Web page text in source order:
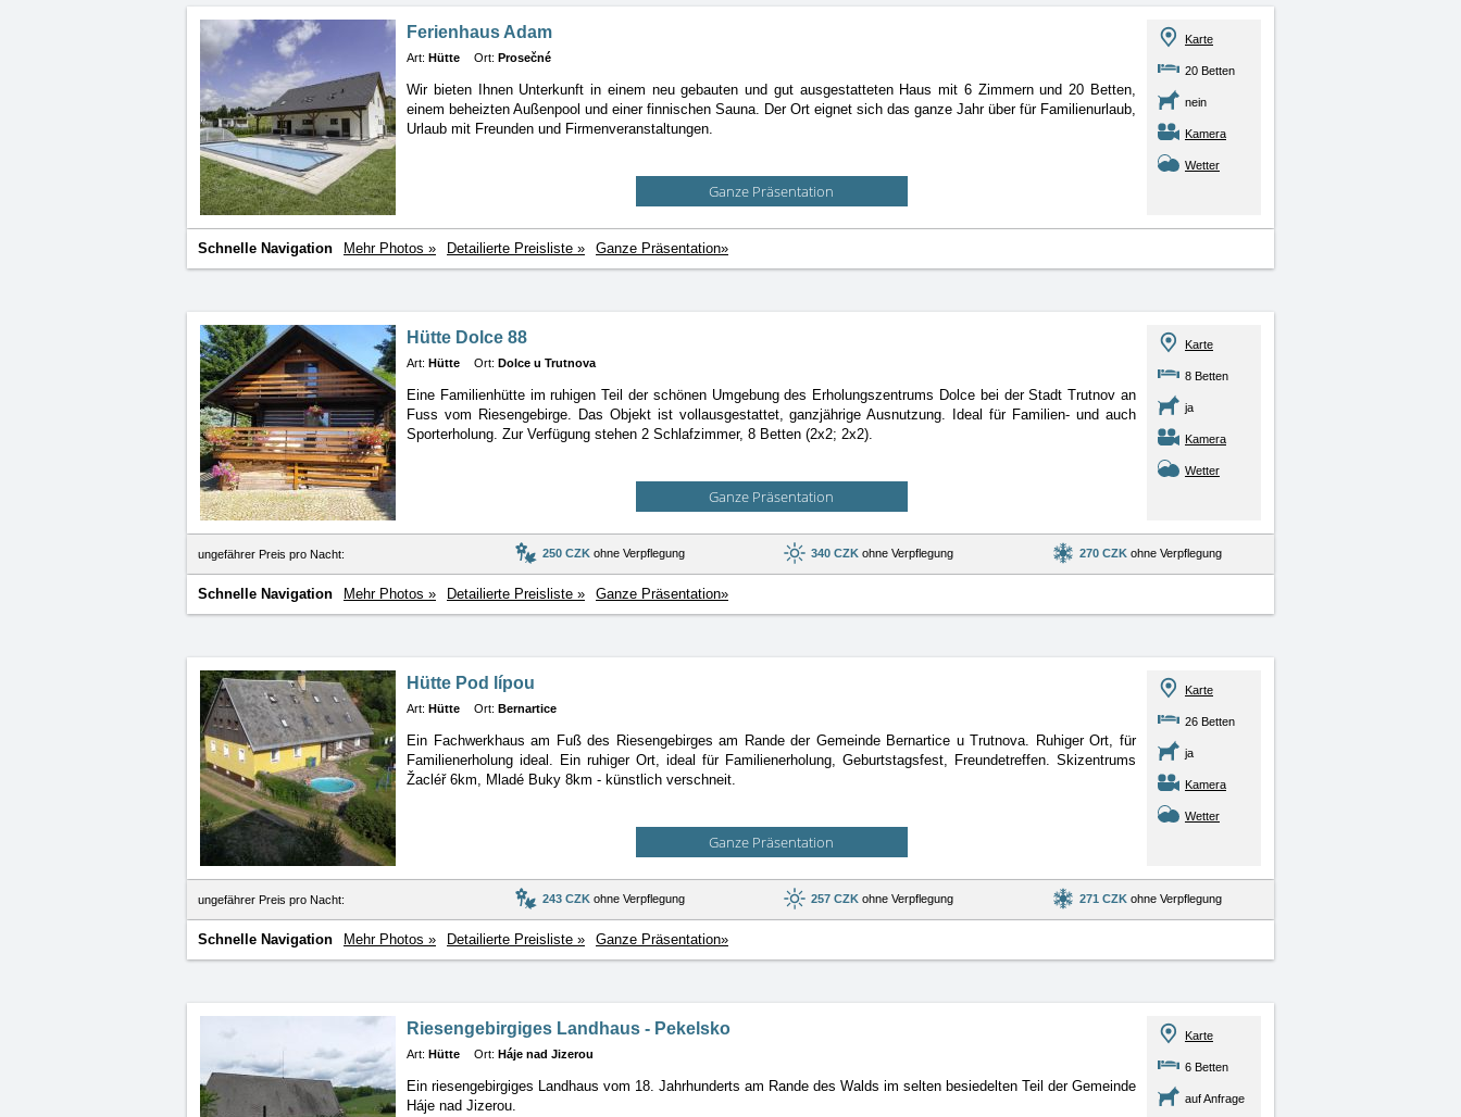
Ferienhaus Adam
Art: Hütte Ort: Prosečné
Wir bieten Ihnen Unterkunft in einem neu gebauten und gut ausgestatteten Haus mit 6 Zimmern und 20 Betten,
einem beheizten Außenpool und einer finnischen Sauna. Der Ort eignet sich das ganze Jahr über für Familienurlaub,
Urlaub mit Freunden und Firmenveranstaltungen.
Ganze Präsentation
Karte
20 Betten
nein
Kamera
Wetter
Schnelle Navigation Mehr Photos » Detailierte Preisliste » Ganze Präsentation»
Hütte Dolce 88
Art: Hütte Ort: Dolce u Trutnova
Eine Familienhütte im ruhigen Teil der schönen Umgebung des Erholungszentrums Dolce bei der Stadt Trutnov an
Fuss vom Riesengebirge. Das Objekt ist vollausgestattet, ganzjährige Ausnutzung. Ideal für Familien- und auch
Sporterholung. Zur Verfügung stehen 2 Schlafzimmer, 8 Betten (2x2; 2x2).
Ganze Präsentation
Karte
8 Betten
ja
Kamera
Wetter
ungefährer Preis pro Nacht: 250 CZKohne Verpflegung 340 CZKohne Verpflegung 270 CZKohne Verpflegung
Schnelle Navigation Mehr Photos » Detailierte Preisliste » Ganze Präsentation»
Hütte Pod lípou
Art: Hütte Ort: Bernartice
Ein Fachwerkhaus am Fuß des Riesengebirges am Rande der Gemeinde Bernartice u Trutnova. Ruhiger Ort, für
Familienerholung ideal. Ein ruhiger Ort, ideal für Familienerholung, Geburtstagsfest, Freundetreffen. Skizentrums
Žacléř 6km, Mladé Buky 8km - künstlich verschneit.
Ganze Präsentation
Karte
26 Betten
ja
Kamera
Wetter
ungefährer Preis pro Nacht: 243 CZKohne Verpflegung 257 CZKohne Verpflegung 271 CZKohne Verpflegung
Schnelle Navigation Mehr Photos » Detailierte Preisliste » Ganze Präsentation»
Riesengebirgiges Landhaus - Pekelsko
Art: Hütte Ort: Háje nad Jizerou
Ein riesengebirgiges Landhaus vom 18. Jahrhunderts am Rande des Walds im selten besiedelten Teil der Gemeinde
Háje nad Jizerou.
Karte
6 Betten
auf Anfrage